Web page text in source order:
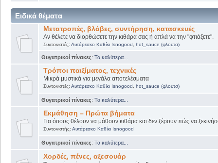
Ειδικά θέματα
Μετατροπές, βλάβες, συντήρηση, κατασκευές
Αν θέλετε να διορθώσετε την κιθάρα σας ή απλά να την "φτιάξετε".
Συντονιστές: Αυτάρεσκο Καθίκι Isnogood hot_sauce (φλουτσ)
Θυγατρικοί πίνακες: Τα καλύτερα...
Τρόποι παιξίματος, τεχνικές
Μικρά μυστικά για μεγάλα αποτελέσματα
Συντονιστές: Αυτάρεσκο Καθίκι Isnogood hot_sauce (φλουτσ)
Θυγατρικοί πίνακες: Τα καλύτερα...
Εκμάθηση – Πρώτα βήματα
Για όσους θέλουν να μάθουν κιθάρα και δεν ξέρουν πώς να
Συντονιστής: Αυτάρεσκο Καθίκι Isnogood
Θυγατρικοί πίνακες: Τα καλύτερα...
Χορδές, πένες, αξεσουάρ